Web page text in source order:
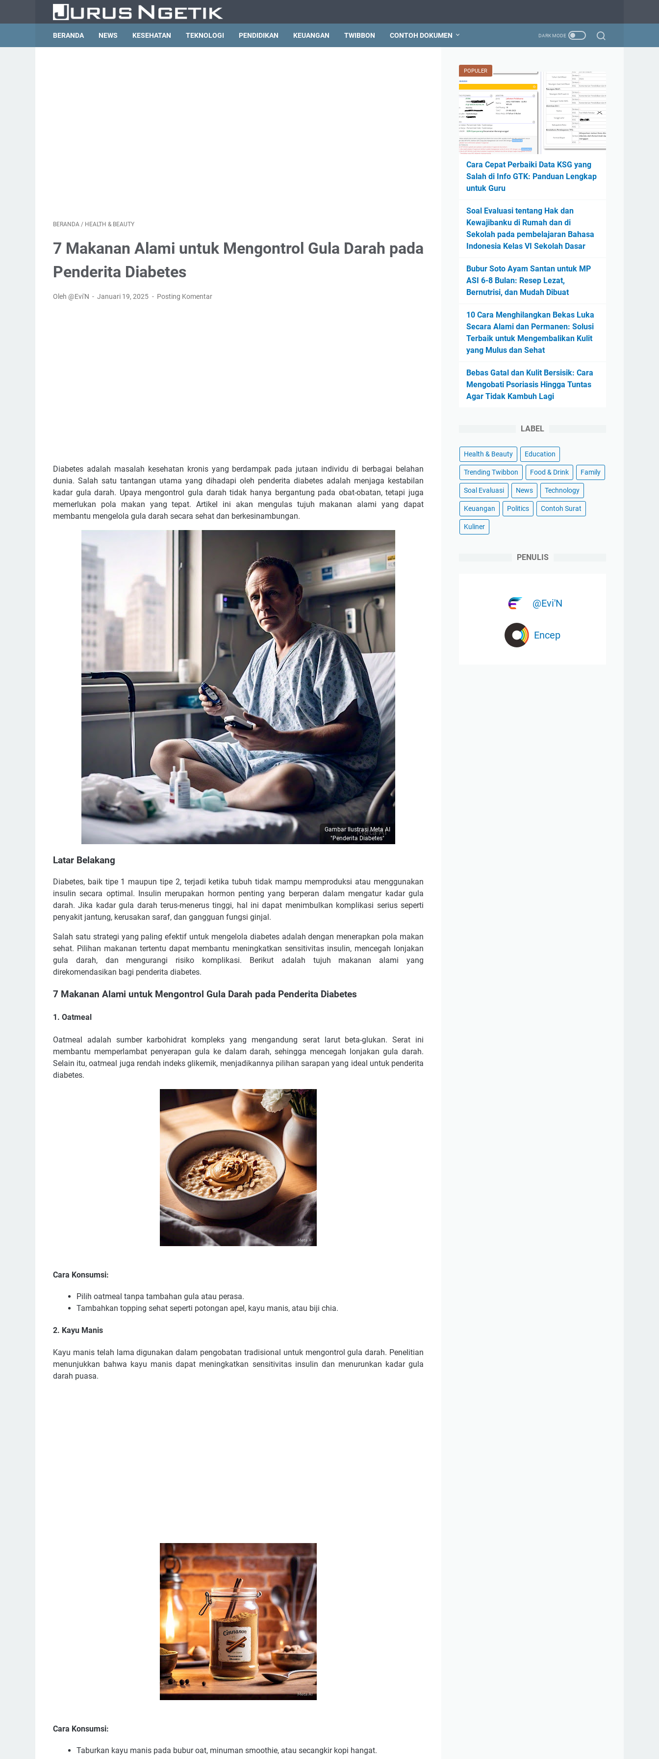
BERANDA NEWS KESEHATAN TEKNOLOGI PENDIDIKAN KEUANGAN TWIBBON CONTOH DOKUMEN
BERANDA / HEALTH & BEAUTY
7 Makanan Alami untuk Mengontrol Gula Darah pada
Penderita Diabetes
Oleh @Evi'N Januari 19, 2025 Posting Komentar
Diabetes adalah masalah kesehatan kronis yang berdampak pada jutaan individu di berbagai belahan
dunia. Salah satu tantangan utama yang dihadapi oleh penderita diabetes adalah menjaga kestabilan
kadar gula darah. Upaya mengontrol gula darah tidak hanya bergantung pada obat-obatan, tetapi juga
memerlukan pola makan yang tepat. Artikel ini akan mengulas tujuh makanan alami yang dapat
membantu mengelola gula darah secara sehat dan berkesinambungan.
Gambar Ilustrasi Meta AI
"Penderita Diabetes"
Latar Belakang
Diabetes, baik tipe 1 maupun tipe 2, terjadi ketika tubuh tidak mampu memproduksi atau menggunakan
insulin secara optimal. Insulin merupakan hormon penting yang berperan dalam mengatur kadar gula
darah. Jika kadar gula darah terus-menerus tinggi, hal ini dapat menimbulkan komplikasi serius seperti
penyakit jantung, kerusakan saraf, dan gangguan fungsi ginjal.
Salah satu strategi yang paling efektif untuk mengelola diabetes adalah dengan menerapkan pola makan
sehat. Pilihan makanan tertentu dapat membantu meningkatkan sensitivitas insulin, mencegah lonjakan
gula darah, dan mengurangi risiko komplikasi. Berikut adalah tujuh makanan alami yang
direkomendasikan bagi penderita diabetes.
7 Makanan Alami untuk Mengontrol Gula Darah pada Penderita Diabetes
1. Oatmeal
Oatmeal adalah sumber karbohidrat kompleks yang mengandung serat larut beta-glukan. Serat ini
membantu memperlambat penyerapan gula ke dalam darah, sehingga mencegah lonjakan gula darah.
Selain itu, oatmeal juga rendah indeks glikemik, menjadikannya pilihan sarapan yang ideal untuk penderita
diabetes.
Cara Konsumsi:
Pilih oatmeal tanpa tambahan gula atau perasa.
Tambahkan topping sehat seperti potongan apel, kayu manis, atau biji chia.
2. Kayu Manis
Kayu manis telah lama digunakan dalam pengobatan tradisional untuk mengontrol gula darah. Penelitian
menunjukkan bahwa kayu manis dapat meningkatkan sensitivitas insulin dan menurunkan kadar gula
darah puasa.
Cara Konsumsi:
Taburkan kayu manis pada bubur oat, minuman smoothie, atau secangkir kopi hangat.
POPULER
Cara Cepat Perbaiki Data KSG yang
Salah di Info GTK: Panduan Lengkap
untuk Guru
Soal Evaluasi tentang Hak dan
Kewajibanku di Rumah dan di
Sekolah pada pembelajaran Bahasa
Indonesia Kelas VI Sekolah Dasar
Bubur Soto Ayam Santan untuk MP
ASI 6-8 Bulan: Resep Lezat,
Bernutrisi, dan Mudah Dibuat
10 Cara Menghilangkan Bekas Luka
Secara Alami dan Permanen: Solusi
Terbaik untuk Mengembalikan Kulit
yang Mulus dan Sehat
Bebas Gatal dan Kulit Bersisik: Cara
Mengobati Psoriasis Hingga Tuntas
Agar Tidak Kambuh Lagi
LABEL
Health & Beauty Education
Trending Twibbon Food & Drink Family
Soal Evaluasi News Technology
Keuangan Politics Contoh Surat
Kuliner
PENULIS
@Evi'N
Encep